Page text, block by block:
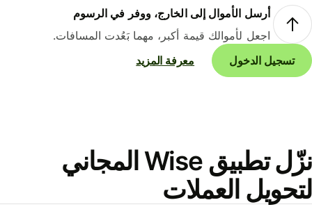
أرسل الأموال إلى الخارج، ووفر في الرسوم
اجعل لأموالك قيمة أكبر، مهما بَعُدت المسافات.
تسجيل الدخول
معرفة المزيد
نزّل تطبيق Wise المجاني
العملات